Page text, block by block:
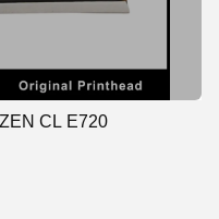
CL E720